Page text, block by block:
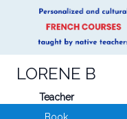
LORENE B
Teacher